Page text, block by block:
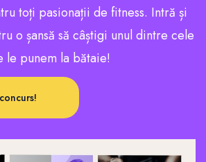
toți pasionații de fitness. Intră și
o șansă să câștigi unul dintre cele
punem la bătaie!